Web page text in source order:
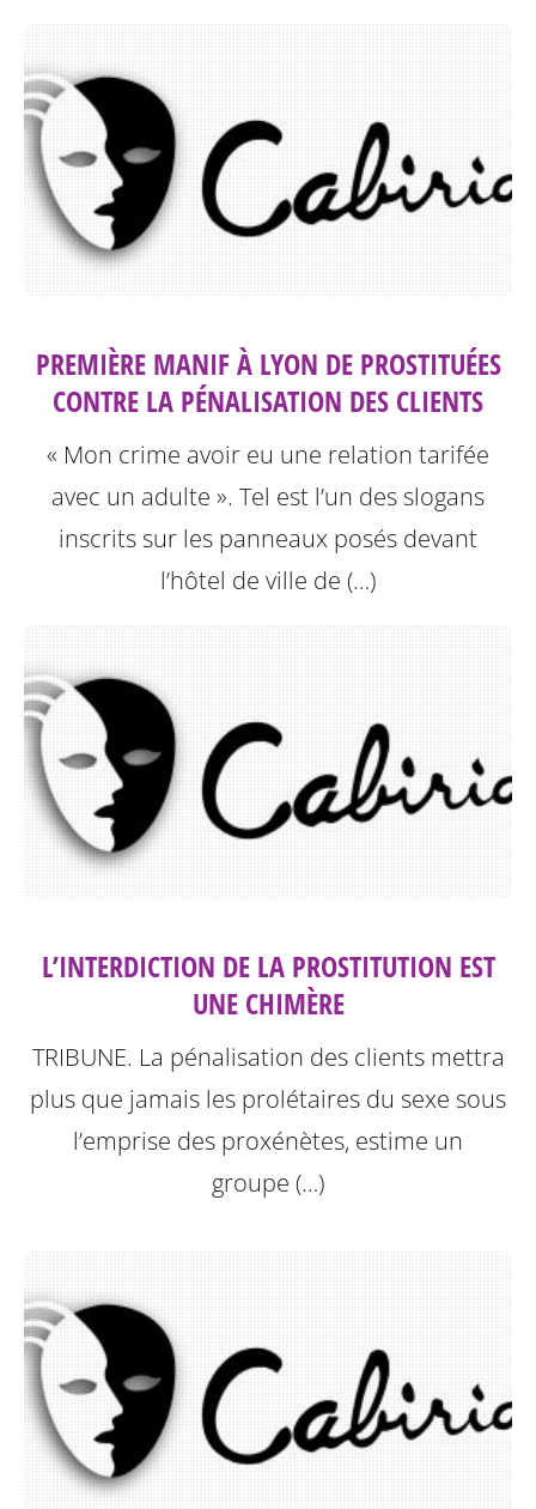
PREMIÈRE MANIF À LYON DE PROSTITUÉES
CONTRE LA PÉNALISATION DES CLIENTS
« Mon crime avoir eu une relation tarifée
avec un adulte ». Tel est l’un des slogans
inscrits sur les panneaux posés devant
l’hôtel de ville de (…)
L’INTERDICTION DE LA PROSTITUTION EST
UNE CHIMÈRE
TRIBUNE. La pénalisation des clients mettra
plus que jamais les prolétaires du sexe sous
l’emprise des proxénètes, estime un
groupe (…)